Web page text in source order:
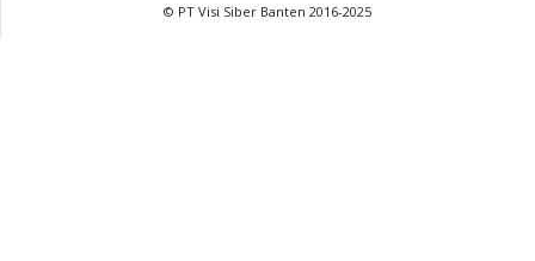
© PT Visi Siber Banten 2016-2025